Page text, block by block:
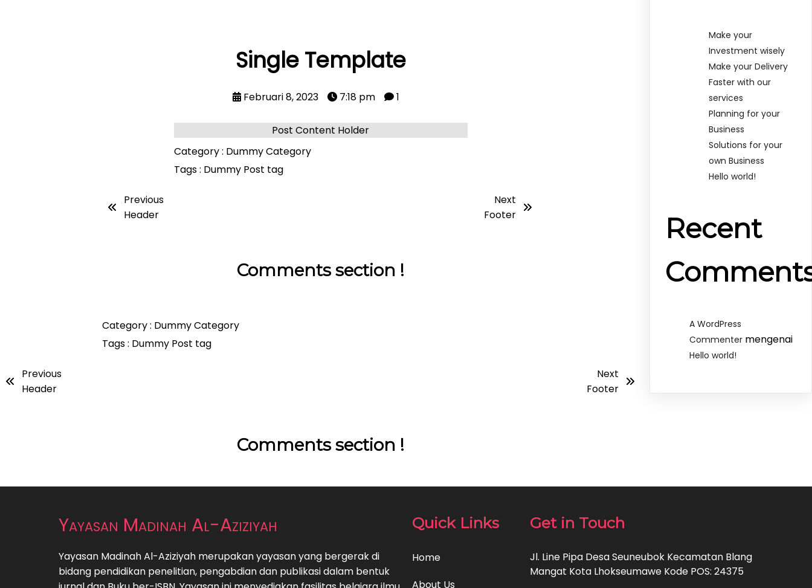
Single Template
Februari 8, 2023 7:18 pm 1
Post Content Holder
Category : Dummy Category
Tags : Dummy Post tag
Previous
Header
Next
Footer
Comments section !
Category : Dummy Category
Tags : Dummy Post tag
Previous
Header
Next
Footer
Comments section !
Make your
Investment wisely
Make your Delivery
Faster with our
services
Planning for your
Business
Solutions for your
own Business
Hello world!
Recent
A WordPress
Commenter mengenai
Hello world!
Yayasan Madinah Al-Aziziyah
Yayasan Madinah Al-Aziziyah merupakan yayasan yang bergerak di
bidang pendidikan penelitian, pengabdian dan publikasi dalam bentuk
Quick Links
Home
About Us
Get in Touch
Jl. Line Pipa Desa Seuneubok Kecamatan Blang
Mangat Kota Lhokseumawe Kode POS: 24375